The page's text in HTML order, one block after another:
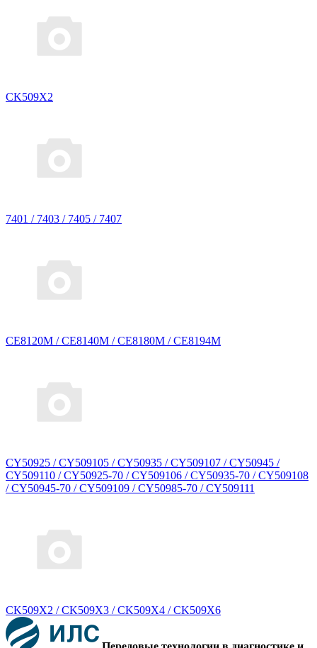
CK509X2
7401 / 7403 / 7405 / 7407
CE8120M / CE8140M / CE8180M / CE8194M
CY50925 / CY509105 / CY50935 / CY509107 / CY50945 /
CY509110 / CY50925-70 / CY509106 / CY50935-70 / CY509108
/ CY50945-70 / CY509109 / CY50985-70 / CY509111
CK509X2 / CK509X3 / CK509X4 / CK509X6